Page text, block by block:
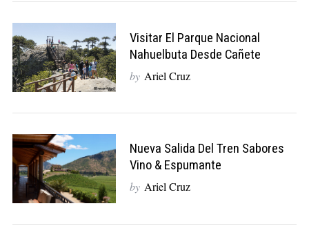
Visitar El Parque Nacional
Nahuelbuta Desde Cañete
by Ariel Cruz
Nueva Salida Del Tren Sabores
Vino & Espumante
by Ariel Cruz